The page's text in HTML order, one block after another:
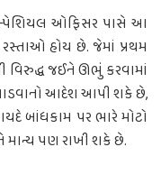
સ્પેશિયલ ઓફિસર પાસે આ
હોય છે. જેમાં પ્રથમ
વિરુદ્ધ જઈને ઊભું કરવામાં
આદેશ આપી શકે છે,
બાંધકામ પર ભારે મોટો
માન્ય પણ રાખી શકે છે.